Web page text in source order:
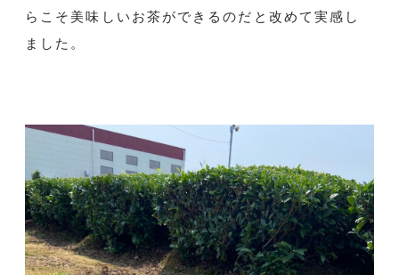
らこそ美味しいお茶ができるのだと改めて実感し
ました。